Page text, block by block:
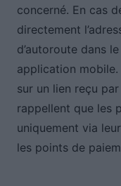
concerné. En cas
directement
d’autoroute dans
application mobile.
sur un lien reçu
rappellent que les
uniquement via
les points de